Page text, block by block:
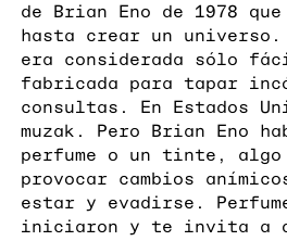
de Brian Eno de 1978
hasta crear un universo.
era considerada sólo
fabricada para tapar
consultas. En Estados
muzak. Pero Brian Eno
perfume o un tinte,
provocar cambios
estar y evadirse.
iniciaron y te invita a